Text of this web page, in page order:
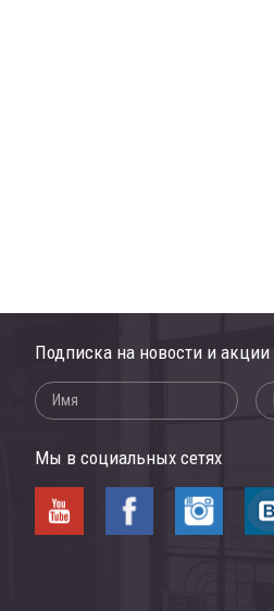
Подписка на новости и акции
Мы в социальных сетях